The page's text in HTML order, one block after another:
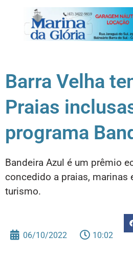
Barra Velha
Praias
programa
Bandeira Azul é um prêmio
concedido a praias, marinas
turismo.
06/10/2022 10:02